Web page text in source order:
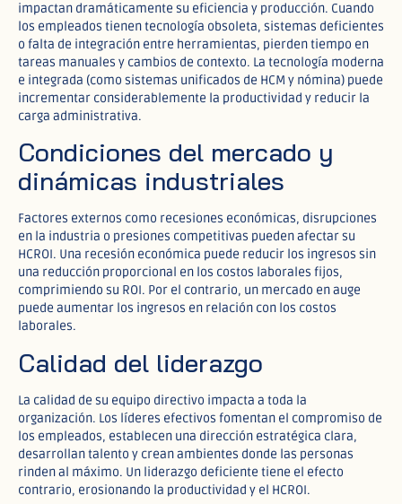
impactan dramáticamente su eficiencia y producción. Cuando
los empleados tienen tecnología obsoleta, sistemas deficientes
o falta de integración entre herramientas, pierden tiempo en
tareas manuales y cambios de contexto. La tecnología moderna
e integrada (como sistemas unificados de HCM y nómina) puede
incrementar considerablemente la productividad y reducir la
carga administrativa.
Condiciones del mercado y
dinámicas industriales
Factores externos como recesiones económicas, disrupciones
en la industria o presiones competitivas pueden afectar su
HCROI. Una recesión económica puede reducir los ingresos sin
una reducción proporcional en los costos laborales fijos,
comprimiendo su ROI. Por el contrario, un mercado en auge
puede aumentar los ingresos en relación con los costos
laborales.
Calidad del liderazgo
La calidad de su equipo directivo impacta a toda la
organización. Los líderes efectivos fomentan el compromiso de
los empleados, establecen una dirección estratégica clara,
desarrollan talento y crean ambientes donde las personas
rinden al máximo. Un liderazgo deficiente tiene el efecto
contrario, erosionando la productividad y el HCROI.